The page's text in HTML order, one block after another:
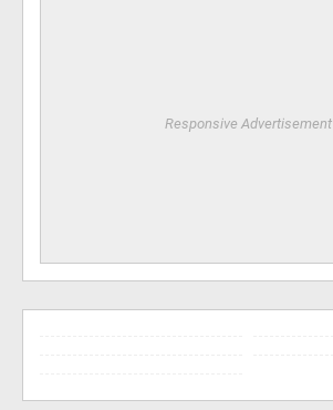
Responsive Advertisement